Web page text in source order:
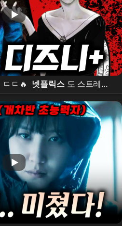
ㄷㄷ🔥 넷플릭스 도 스트레스
다 《2026 디즈니+ 라인업 엄
선》